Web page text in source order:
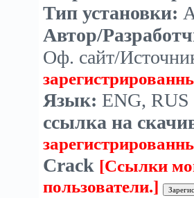
Тип установки:
Автор/
Оф. сайт/
Язык: ENG, RUS
ссылка на
Crack [Ссылки
пользователи.]